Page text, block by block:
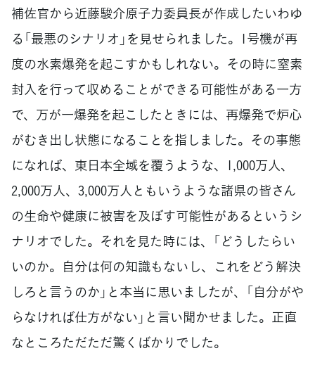
補佐官から近藤駿介原子力委員長が作成したいわゆ
る「最悪のシナリオ」を見せられました。1号機が再
度の水素爆発を起こすかもしれない。その時に窒素
封入を行って収めることができる可能性がある一方
で、万が一爆発を起こしたときには、再爆発で炉心
がむき出し状態になることを指しました。その事態
になれば、東日本全域を覆うような、1,000万人、
2,000万人、3,000万人ともいうような諸県の皆さん
の生命や健康に被害を及ぼす可能性があるというシ
ナリオでした。それを見た時には、「どうしたらい
いのか。自分は何の知識もないし、これをどう解決
しろと言うのか」と本当に思いましたが、「自分がや
らなければ仕方がない」と言い聞かせました。正直
なところただただ驚くばかりでした。